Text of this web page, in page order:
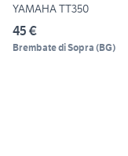
YAMAHA TT350
45 €
Brembate di Sopra (BG)